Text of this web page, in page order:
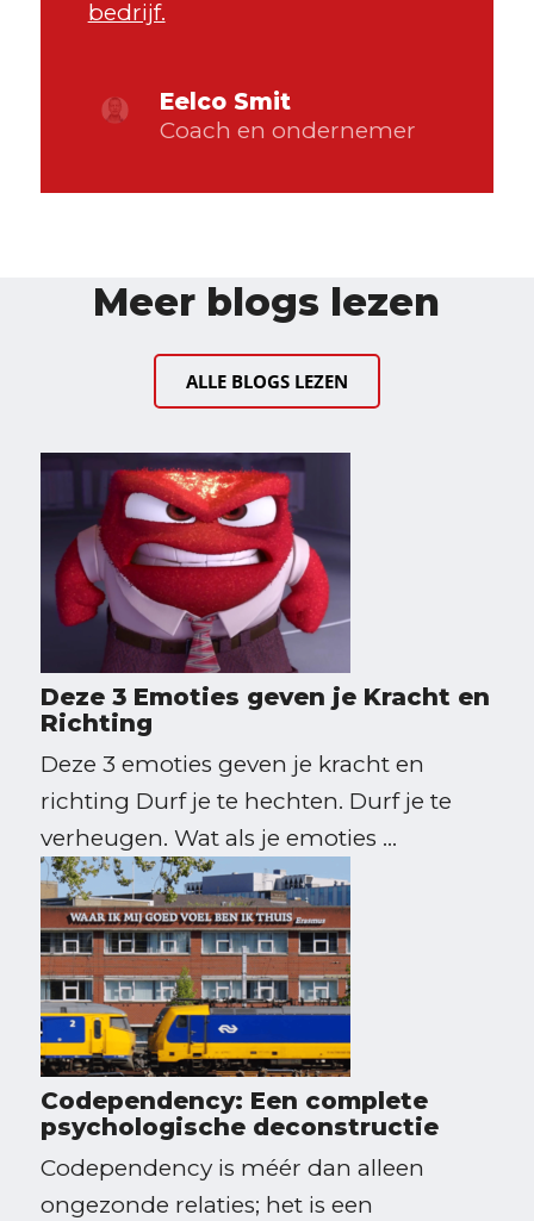
bedrijf.
Eelco Smit
Coach en ondernemer
Meer blogs lezen
ALLE BLOGS LEZEN
Deze 3 Emoties geven je Kracht en
Richting
Deze 3 emoties geven je kracht en
richting Durf je te hechten. Durf je te
verheugen. Wat als je emoties ...
Codependency: Een complete
psychologische deconstructie
Codependency is méér dan alleen
ongezonde relaties; het is een